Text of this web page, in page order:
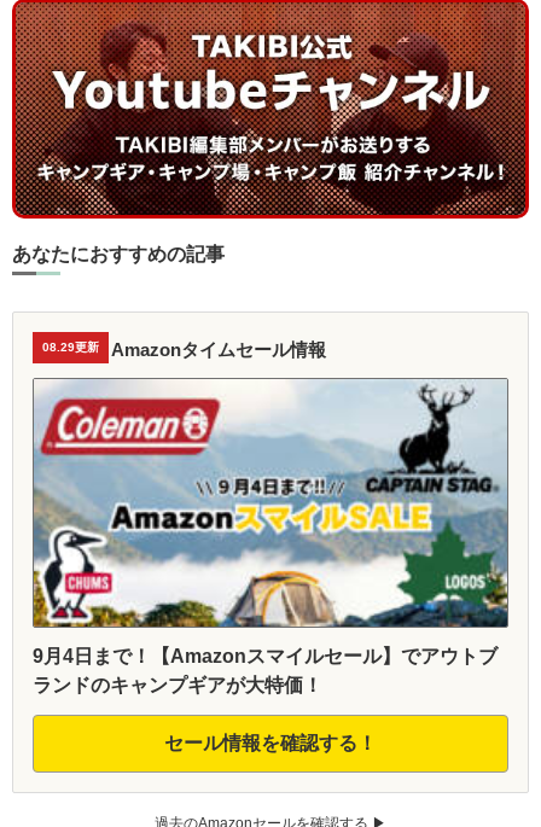
あなたにおすすめの記事
08.29更新 Amazonタイムセール情報
9月4日まで！【Amazonスマイルセール】でアウトブ
ランドのキャンプギアが大特価！
セール情報を確認する！